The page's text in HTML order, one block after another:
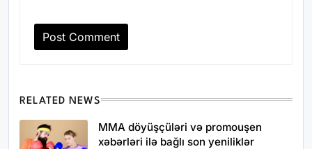
RELATED NEWS
MMA döyüşçüləri və promouşen
xəbərləri ilə bağlı son yeniliklər